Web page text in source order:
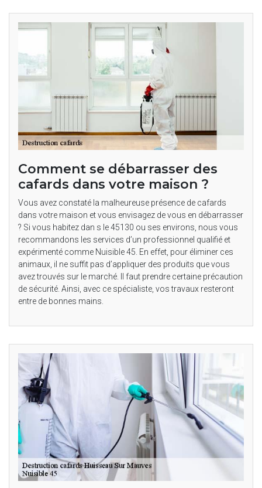
Comment se débarrasser des
cafards dans votre maison ?
Vous avez constaté la malheureuse présence de cafards
dans votre maison et vous envisagez de vous en débarrasser
? Si vous habitez dan s le 45130 ou ses environs, nous vous
recommandons les services d’un professionnel qualifié et
expérimenté comme Nuisible 45. En effet, pour éliminer ces
animaux, il ne suffit pas d’appliquer des produits que vous
avez trouvés sur le marché. Il faut prendre certaine précaution
de sécurité. Ainsi, avec ce spécialiste, vos travaux resteront
entre de bonnes mains.